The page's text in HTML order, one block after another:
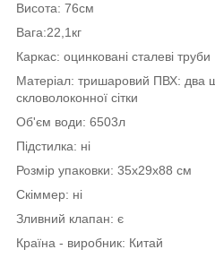
Висота: 76см
Вага:22,1кг
Каркас: оцинковані сталеві труби
Матеріал: тришаровий ПВХ: два
скловолоконної сітки
Об'єм води: 6503л
Підстилка: ні
Розмір упаковки: 35x29x88 см
Скіммер: ні
Зливний клапан: є
Країна - виробник: Китай